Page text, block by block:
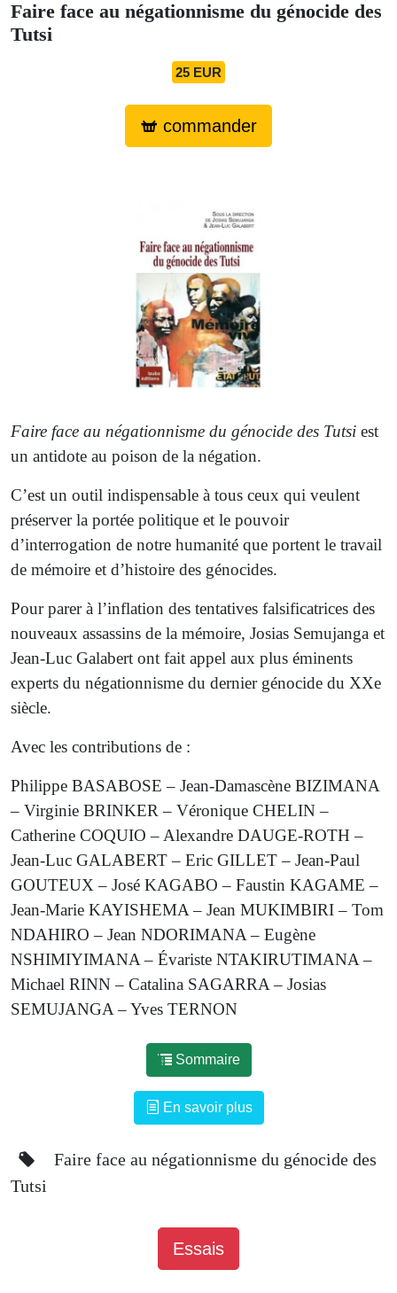
Faire face au négationnisme du génocide des
Tutsi
25 EUR
commander
Faire face au négationnisme du génocide des Tutsi est
un antidote au poison de la négation.
C’est un outil indispensable à tous ceux qui veulent
préserver la portée politique et le pouvoir
d’interrogation de notre humanité que portent le travail
de mémoire et d’histoire des génocides.
Pour parer à l’inflation des tentatives falsificatrices des
nouveaux assassins de la mémoire, Josias Semujanga et
Jean-Luc Galabert ont fait appel aux plus éminents
experts du négationnisme du dernier génocide du XXe
siècle.
Avec les contributions de :
Philippe BASABOSE – Jean-Damascène BIZIMANA
– Virginie BRINKER – Véronique CHELIN –
Catherine COQUIO – Alexandre DAUGE-ROTH –
Jean-Luc GALABERT – Eric GILLET – Jean-Paul
GOUTEUX – José KAGABO – Faustin KAGAME –
Jean-Marie KAYISHEMA – Jean MUKIMBIRI – Tom
NDAHIRO – Jean NDORIMANA – Eugène
NSHIMIYIMANA – Évariste NTAKIRUTIMANA –
Michael RINN – Catalina SAGARRA – Josias
SEMUJANGA – Yves TERNON
Sommaire
En savoir plus
Faire face au négationnisme du génocide des
Tutsi
Essais